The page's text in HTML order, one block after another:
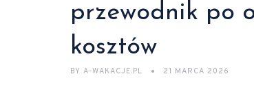
przewodnik po
kosztów
BY A-WAKACJE.PL 21 MARCA 2026